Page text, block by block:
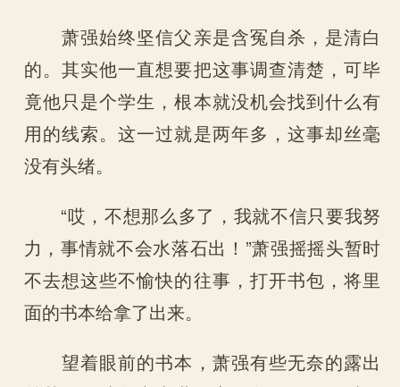
萧强始终坚信父亲是含冤自杀，是清白
的。其实他一直想要把这事调查清楚，可毕
竟他只是个学生，根本就没机会找到什么有
用的线索。这一过就是两年多，这事却丝毫
没有头绪。
“哎，不想那么多了，我就不信只要我努
力，事情就不会水落石出！”萧强摇摇头暂时
不去想这些不愉快的往事，打开书包，将里
面的书本给拿了出来。
望着眼前的书本，萧强有些无奈的露出